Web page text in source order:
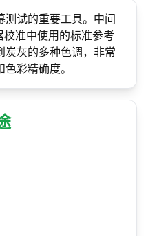
测试的重要工具。中间
校准中使用的标准参考
炭灰的多种色调，非常
彩精确度。